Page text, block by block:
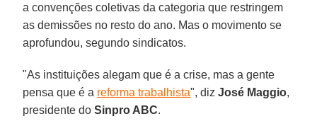
a convenções coletivas da categoria que restringem
as demissões no resto do ano. Mas o movimento se
aprofundou, segundo sindicatos.
"As instituições alegam que é a crise, mas a gente
pensa que é a reforma trabalhista", dizJosé Maggio,
presidente doSinpro ABC.